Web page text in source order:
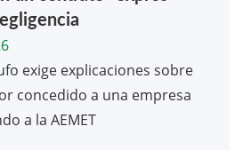
exige explicaciones sobre
concedido a una empresa
a la AEMET